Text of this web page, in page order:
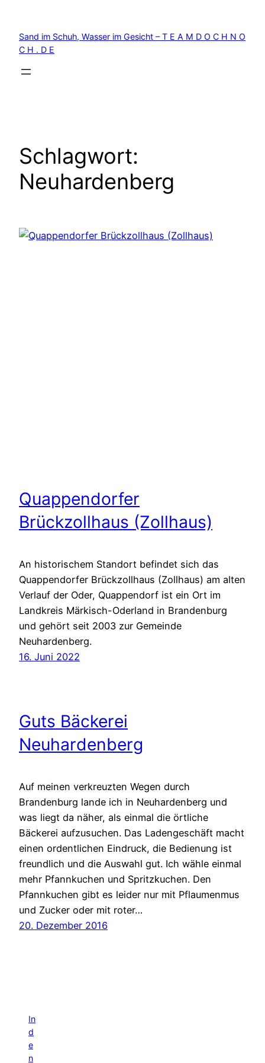
springen
Sand im Schuh, Wasser im Gesicht – T E A M D O C H N O
C H . D E
Schlagwort:
Neuhardenberg
Quappendorfer
Brückzollhaus (Zollhaus)
An historischem Standort befindet sich das
Quappendorfer Brückzollhaus (Zollhaus) am alten
Verlauf der Oder, Quappendorf ist ein Ort im
Landkreis Märkisch-Oderland in Brandenburg
und gehört seit 2003 zur Gemeinde
Neuhardenberg.
16. Juni 2022
Guts Bäckerei
Neuhardenberg
Auf meinen verkreuzten Wegen durch
Brandenburg lande ich in Neuhardenberg und
was liegt da näher, als einmal die örtliche
Bäckerei aufzusuchen. Das Ladengeschäft macht
einen ordentlichen Eindruck, die Bedienung ist
freundlich und die Auswahl gut. Ich wähle einmal
mehr Pfannkuchen und Spritzkuchen. Den
Pfannkuchen gibt es leider nur mit Pflaumenmus
und Zucker oder mit roter…
20. Dezember 2016
In
d
e
n